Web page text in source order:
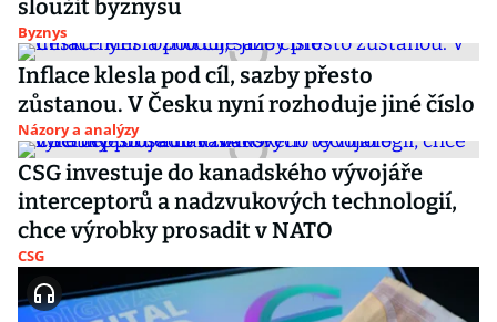
sloužit byznysu
Byznys
Inflace klesla pod cíl, sazby přesto
zůstanou. V Česku nyní rozhoduje jiné číslo
Názory a analýzy
CSG investuje do kanadského vývojáře
interceptorů a nadzvukových technologií,
chce výrobky prosadit v NATO
CSG